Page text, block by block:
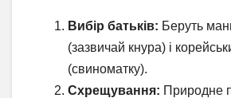
Вибір батьків: Беруть
(зазвичай кнура) і
(свиноматку).
Схрещування: Природне